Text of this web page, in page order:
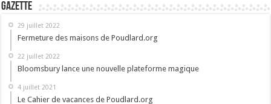
Gazette
29 juillet 2022
Fermeture des maisons de Poudlard.org
22 juillet 2022
Bloomsbury lance une nouvelle plateforme magique
4 juillet 2021
Le Cahier de vacances de Poudlard.org